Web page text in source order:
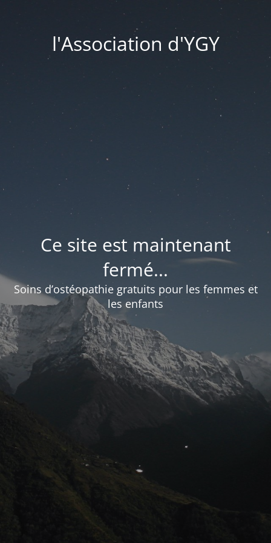
l'Association d'YGY
Ce site est maintenant
fermé...
Soins d’ostéopathie gratuits pour les femmes et
les enfants